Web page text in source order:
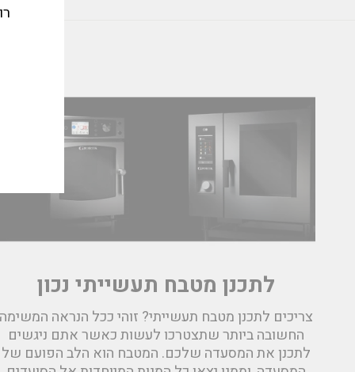
לתכנן מטבח תעשייתי נכון
צריכים לתכנן מטבח תעשייתי? זוהי ככל הנראה המשימה
החשובה ביותר שתצטרכו לעשות כאשר אתם ניגשים
לתכנן את המסעדה שלכם. המטבח הוא הלב הפועם של